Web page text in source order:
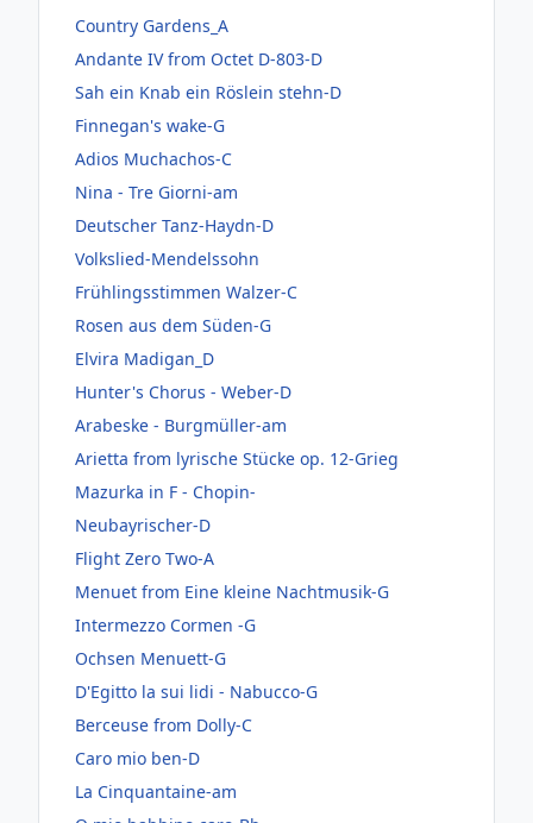
Country Gardens_A
Andante IV from Octet D-803-D
Sah ein Knab ein Röslein stehn-D
Finnegan's wake-G
Adios Muchachos-C
Nina - Tre Giorni-am
Deutscher Tanz-Haydn-D
Volkslied-Mendelssohn
Frühlingsstimmen Walzer-C
Rosen aus dem Süden-G
Elvira Madigan_D
Hunter's Chorus - Weber-D
Arabeske - Burgmüller-am
Arietta from lyrische Stücke op. 12-Grieg
Mazurka in F - Chopin-
Neubayrischer-D
Flight Zero Two-A
Menuet from Eine kleine Nachtmusik-G
Intermezzo Cormen -G
Ochsen Menuett-G
D'Egitto la sui lidi - Nabucco-G
Berceuse from Dolly-C
Caro mio ben-D
La Cinquantaine-am